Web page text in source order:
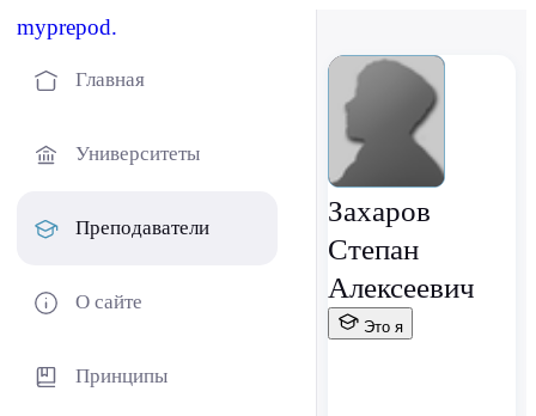
myprepod.
Главная
Университеты
Преподаватели
О сайте
Принципы
Захаров
Степан
Алексеевич
Это я